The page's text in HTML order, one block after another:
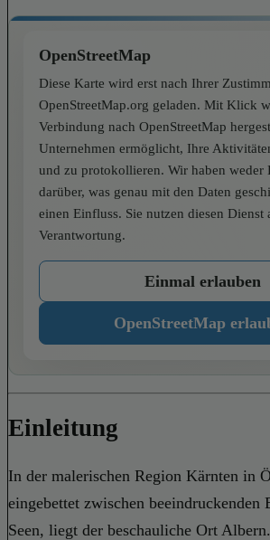
OpenStreetMap
Diese Karte wird erst nach Ihrer
OpenStreetMap.org geladen. Mit Klick
Verbindung nach OpenStreetMap
Unternehmen ermöglicht, Ihre
und zu protokollieren. Wir haben weder
darüber, was genau mit den Daten
einen Einfluss. Sie nutzen diesen Dienst
Verantwortung.
Einmal erlauben
OpenStreetMap
Einleitung
In der malerischen Region Kärnten in
eingebettet zwischen beeindruckenden
Seen, liegt der beschauliche Ort